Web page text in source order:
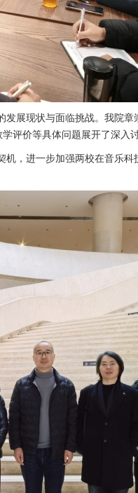
展现状与面临挑战。我院章
评价等具体问题展开了深入讨
，进一步加强两校在音乐